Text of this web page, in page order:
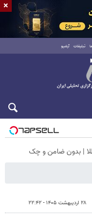
تبلیغات آرشیو
۲۸ اردیبهشت ۱۴۰۵ - ۲۲:۴۲
×